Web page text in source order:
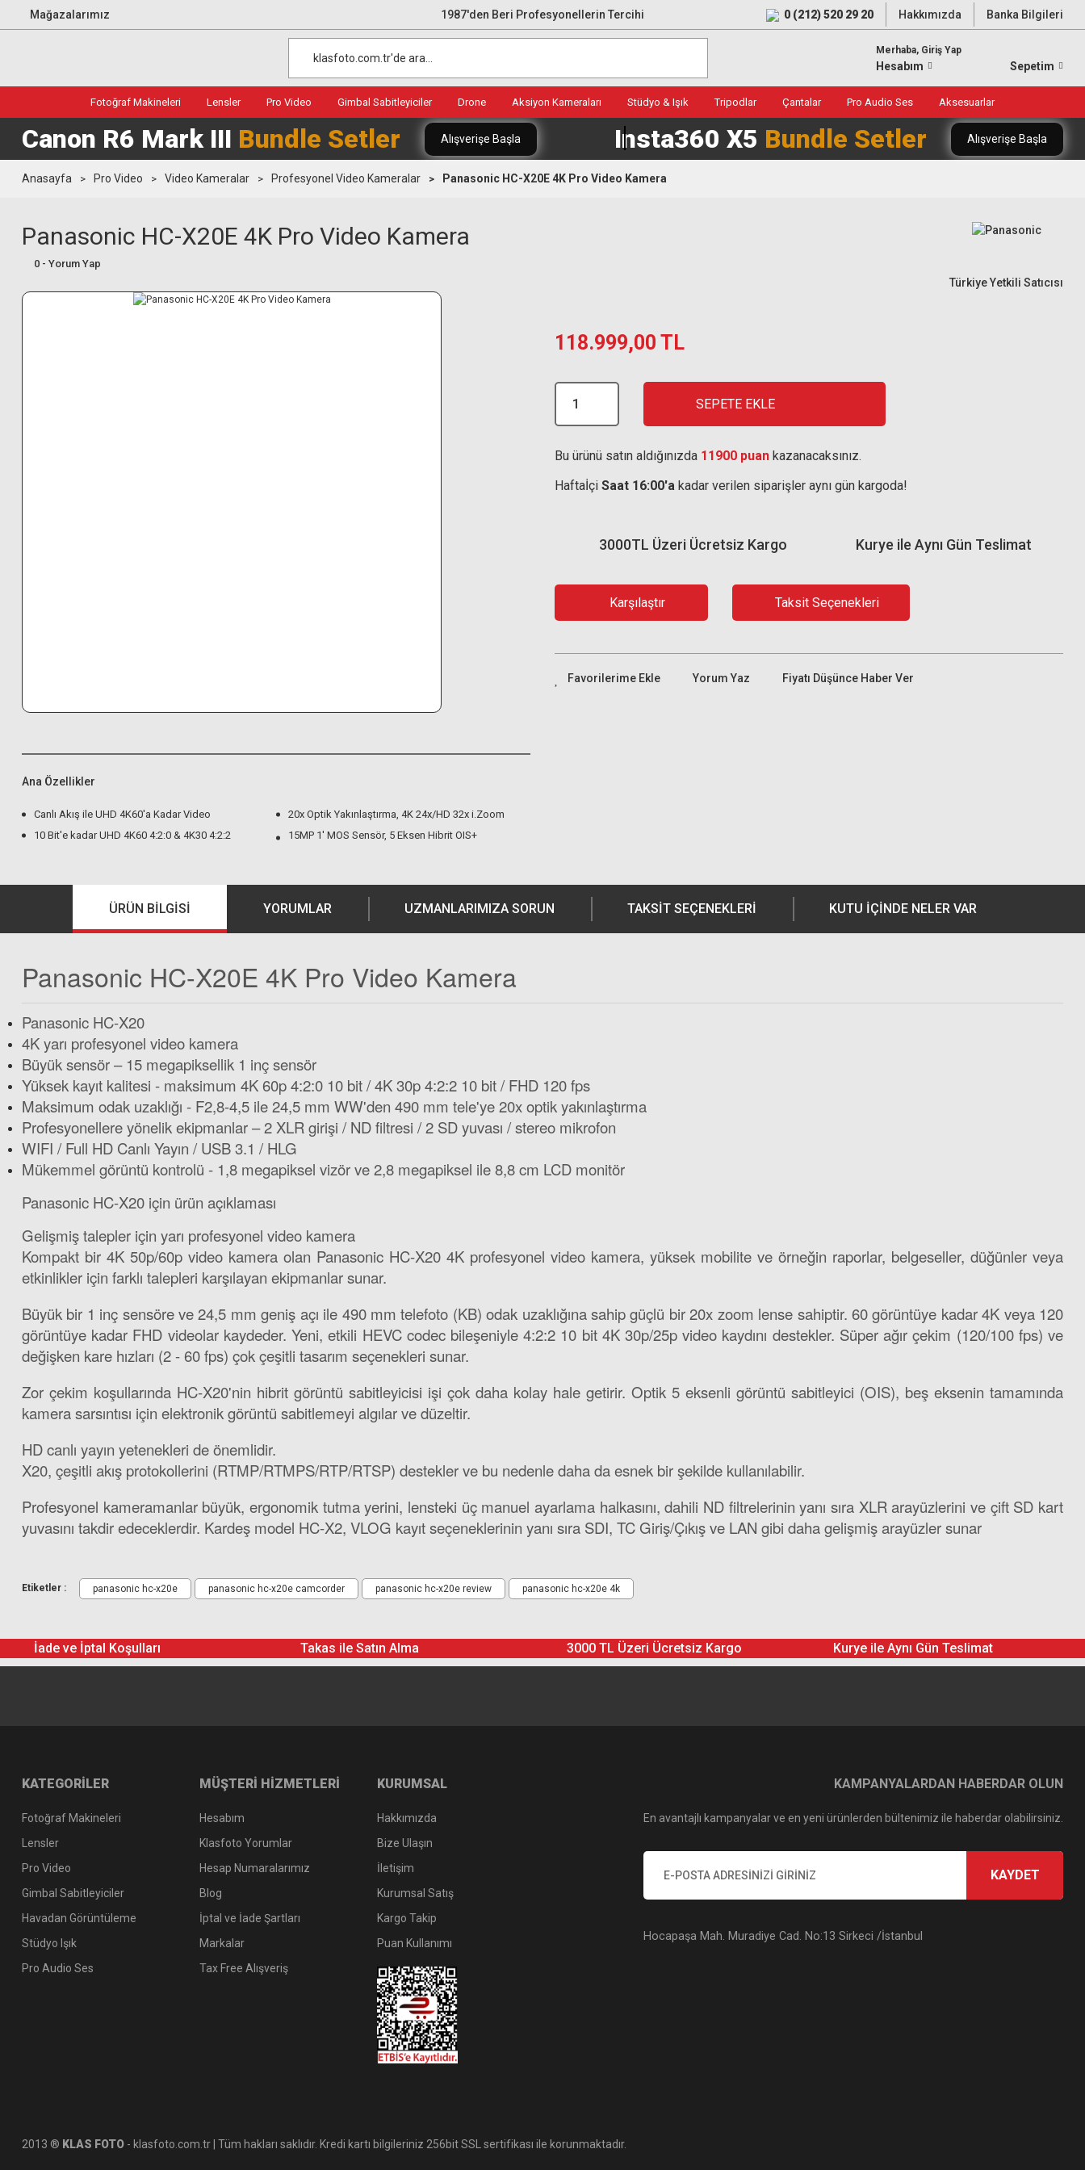
Mağazalarımız 1987'den Beri Profesyonellerin Tercihi 0 (212) 520 29 20 Hakkımızda Banka Bilgileri
Merhaba, Giriş Yap
Hesabım Sepetim
Fotoğraf Makineleri Lensler Pro Video Gimbal Sabitleyiciler Drone Aksiyon Kameraları Stüdyo & Işık Tripodlar Çantalar Pro Audio Ses Aksesuarlar
Canon R6 Mark III Bundle Setler Alışverişe Başla Insta360 X5 Bundle Setler Alışverişe Başla
Anasayfa Pro Video Video Kameralar Profesyonel Video Kameralar Panasonic HC-X20E 4K Pro Video Kamera
Panasonic HC-X20E 4K Pro Video Kamera
0 - Yorum Yap
Türkiye Yetkili Satıcısı
Ana Özellikler
Canlı Akış ile UHD 4K60'a Kadar Video
20x Optik Yakınlaştırma, 4K 24x/HD 32x i.Zoom
10 Bit'e kadar UHD 4K60 4:2:0 & 4K30 4:2:2
15MP 1' MOS Sensör, 5 Eksen Hibrit OIS+
118.999,00 TL
SEPETE EKLE
Bu ürünü satın aldığınızda 11900 puan kazanacaksınız.
Haftaİçi Saat 16:00'a kadar verilen siparişler aynı gün kargoda!
Kurye ile Aynı Gün Teslimat
3000TL Üzeri Ücretsiz Kargo
Karşılaştır Taksit Seçenekleri
Yorum Yaz Fiyatı Düşünce Haber Ver
ÜRÜN BILGISI YORUMLAR UZMANLARIMIZA SORUN TAKSIT SEÇENEKLERI KUTU İÇİNDE NELER VAR
Panasonic HC-X20E 4K Pro Video Kamera
Panasonic HC-X20
4K yarı profesyonel video kamera
Büyük sensör – 15 megapiksellik 1 inç sensör
Yüksek kayıt kalitesi - maksimum 4K 60p 4:2:0 10 bit / 4K 30p 4:2:2 10 bit / FHD 120 fps
Maksimum odak uzaklığı - F2,8-4,5 ile 24,5 mm WW'den 490 mm tele'ye 20x optik yakınlaştırma
Profesyonellere yönelik ekipmanlar – 2 XLR girişi / ND filtresi / 2 SD yuvası / stereo mikrofon
WIFI / Full HD Canlı Yayın / USB 3.1 / HLG
Mükemmel görüntü kontrolü - 1,8 megapiksel vizör ve 2,8 megapiksel ile 8,8 cm LCD monitör
Panasonic HC-X20 için ürün açıklaması
Gelişmiş talepler için yarı profesyonel video kamera
Kompakt bir 4K 50p/60p video kamera olan Panasonic HC-X20 4K profesyonel video kamera, yüksek mobilite ve örneğin raporlar, belgeseller, düğünler veya
etkinlikler için farklı talepleri karşılayan ekipmanlar sunar.
Büyük bir 1 inç sensöre ve 24,5 mm geniş açı ile 490 mm telefoto (KB) odak uzaklığına sahip güçlü bir 20x zoom lense sahiptir. 60 görüntüye kadar 4K veya 120
görüntüye kadar FHD videolar kaydeder. Yeni, etkili HEVC codec bileşeniyle 4:2:2 10 bit 4K 30p/25p video kaydını destekler. Süper ağır çekim (120/100 fps) ve
değişken kare hızları (2 - 60 fps) çok çeşitli tasarım seçenekleri sunar.
Zor çekim koşullarında HC-X20'nin hibrit görüntü sabitleyicisi işi çok daha kolay hale getirir. Optik 5 eksenli görüntü sabitleyici (OIS), beş eksenin tamamında
kamera sarsıntısı için elektronik görüntü sabitlemeyi algılar ve düzeltir.
HD canlı yayın yetenekleri de önemlidir.
X20, çeşitli akış protokollerini (RTMP/RTMPS/RTP/RTSP) destekler ve bu nedenle daha da esnek bir şekilde kullanılabilir.
Profesyonel kameramanlar büyük, ergonomik tutma yerini, lensteki üç manuel ayarlama halkasını, dahili ND filtrelerinin yanı sıra XLR arayüzlerini ve çift SD kart
yuvasını takdir edeceklerdir. Kardeş model HC-X2, VLOG kayıt seçeneklerinin yanı sıra SDI, TC Giriş/Çıkış ve LAN gibi daha gelişmiş arayüzler sunar
Etiketler : panasonic hc-x20e panasonic hc-x20e camcorder panasonic hc-x20e review panasonic hc-x20e 4k
İade ve İptal Koşulları Takas ile Satın Alma 3000 TL Üzeri Ücretsiz Kargo Kurye ile Aynı Gün Teslimat
KATEGORİLER
Fotoğraf Makineleri
Lensler
Pro Video
Gimbal Sabitleyiciler
Havadan Görüntüleme
Stüdyo Işık
Pro Audio Ses
MÜŞTERİ HİZMETLERİ
Hesabım
Klasfoto Yorumlar
Hesap Numaralarımız
Blog
İptal ve İade Şartları
Markalar
Tax Free Alışveriş
KURUMSAL
Hakkımızda
Bize Ulaşın
İletişim
Kurumsal Satış
Kargo Takip
Puan Kullanımı
KAMPANYALARDAN HABERDAR OLUN
En avantajlı kampanyalar ve en yeni ürünlerden bültenimiz ile haberdar olabilirsiniz.
KAYDET
Hocapaşa Mah. Muradiye Cad. No:13 Sirkeci /İstanbul
2013 ® KLAS FOTO - klasfoto.com.tr | Tüm hakları saklıdır. Kredi kartı bilgileriniz 256bit SSL sertifikası ile korunmaktadır.